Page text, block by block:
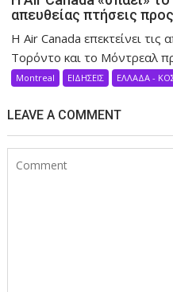
απευθείας πτήσεις
Η Air Canada επεκτείνει τις
Τορόντο και το Μόντρεαλ
Montreal ΕΙΔΗΣΕΙΣ ΕΛΛΑΔΑ -
LEAVE A COMMENT